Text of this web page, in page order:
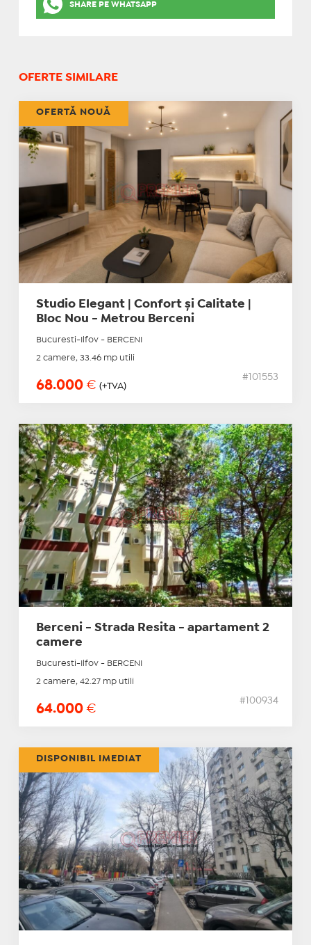
SHARE PE WHATSAPP
OFERTE SIMILARE
Studio Elegant | Confort și Calitate |
Bloc Nou - Metrou Berceni
Bucuresti-Ilfov - BERCENI
2 camere, 33.46 mp utili
68.000 € (+TVA)
#101553
OFERTĂ NOUĂ
Berceni - Strada Resita - apartament 2
camere
Bucuresti-Ilfov - BERCENI
2 camere, 42.27 mp utili
64.000 €
#100934
DISPONIBIL IMEDIAT